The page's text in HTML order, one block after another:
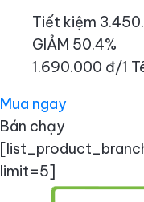
Tiết kiệm
GIẢM 50.4%
1.690.000 đ/1
Mua ngay
Bán chạy
limit=5]